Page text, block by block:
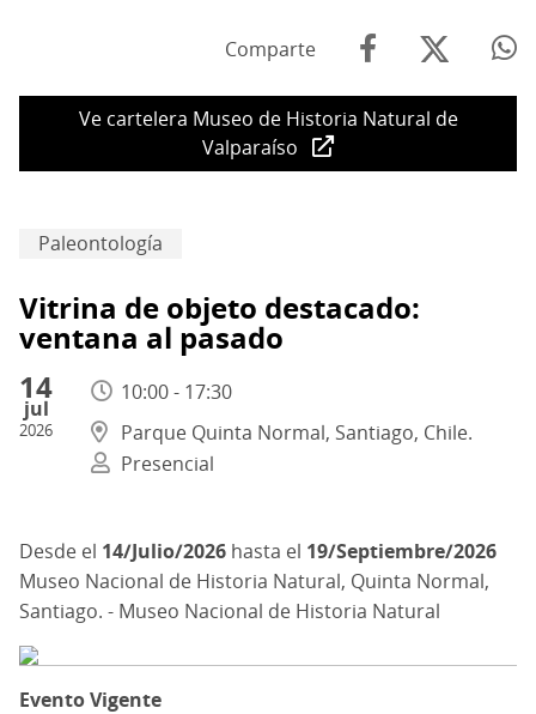
Comparte
Ve cartelera Museo de Historia Natural de
Valparaíso
Paleontología
Vitrina de objeto destacado:
ventana al pasado
14
jul
2026
10:00 - 17:30
Parque Quinta Normal, Santiago, Chile.
Presencial
14/Julio/2026 hasta el 19/Septiembre/2026
Museo Nacional de Historia Natural, Quinta Normal,
Santiago. - Museo Nacional de Historia Natural
Evento Vigente